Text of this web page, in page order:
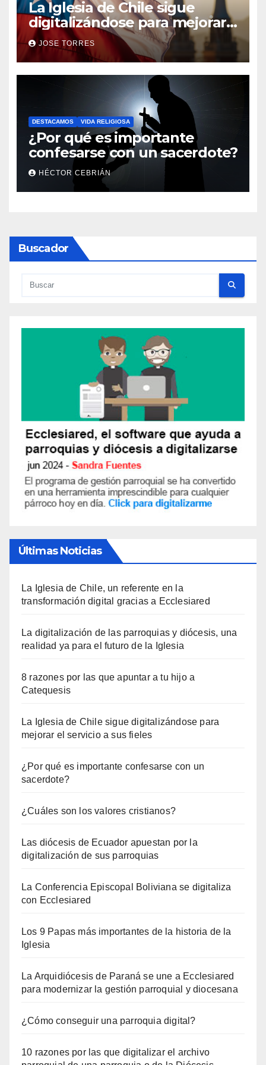
La Iglesia de Chile sigue
digitalizándose para mejorar
el servicio a sus fieles
JOSE TORRES
DESTACAMOS VIDA RELIGIOSA
¿Por qué es importante
confesarse con un sacerdote?
HÉCTOR CEBRIÁN
Buscador
Últimas Noticias
La Iglesia de Chile, un referente en la
transformación digital gracias a Ecclesiared
La digitalización de las parroquias y diócesis, una
realidad ya para el futuro de la Iglesia
8 razones por las que apuntar a tu hijo a
Catequesis
La Iglesia de Chile sigue digitalizándose para
mejorar el servicio a sus fieles
¿Por qué es importante confesarse con un
sacerdote?
¿Cuáles son los valores cristianos?
Las diócesis de Ecuador apuestan por la
digitalización de sus parroquias
La Conferencia Episcopal Boliviana se digitaliza
con Ecclesiared
Los 9 Papas más importantes de la historia de la
Iglesia
La Arquidiócesis de Paraná se une a Ecclesiared
para modernizar la gestión parroquial y diocesana
¿Cómo conseguir una parroquia digital?
10 razones por las que digitalizar el archivo